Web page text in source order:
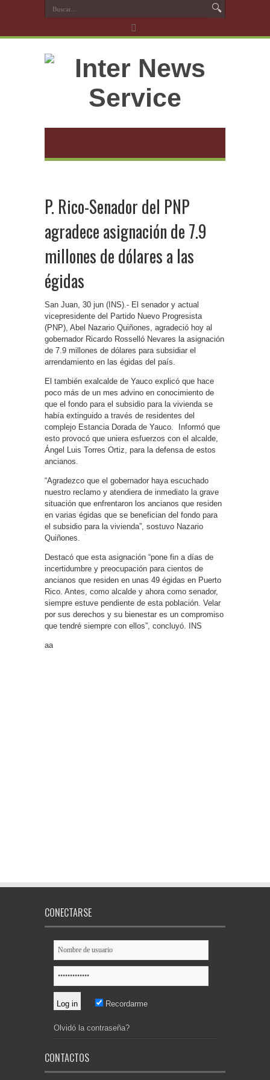
P. Rico-Senador del PNP
agradece asignación de 7.9
millones de dólares a las
égidas
San Juan, 30 jun (INS).- El senador y actual
vicepresidente del Partido Nuevo Progresista
(PNP), Abel Nazario Quiñones, agradeció hoy al
gobernador Ricardo Rosselló Nevares la asignación
de 7.9 millones de dólares para subsidiar el
arrendamiento en las égidas del país.
El también exalcalde de Yauco explicó que hace
poco más de un mes advino en conocimiento de
que el fondo para el subsidio para la vivienda se
había extinguido a través de residentes del
complejo Estancia Dorada de Yauco. Informó que
esto provocó que uniera esfuerzos con el alcalde,
Ángel Luis Torres Ortiz, para la defensa de estos
ancianos.
“Agradezco que el gobernador haya escuchado
nuestro reclamo y atendiera de inmediato la grave
situación que enfrentaron los ancianos que residen
en varias égidas que se benefician del fondo para
el subsidio para la vivienda”, sostuvo Nazario
Quiñones.
Destacó que esta asignación “pone fin a días de
incertidumbre y preocupación para cientos de
ancianos que residen en unas 49 égidas en Puerto
Rico. Antes, como alcalde y ahora como senador,
siempre estuve pendiente de esta población. Velar
por sus derechos y su bienestar es un compromiso
que tendré siempre con ellos”, concluyó. INS
aa
CONECTARSE
Recordarme
Olvidó la contraseña?
CONTACTOS